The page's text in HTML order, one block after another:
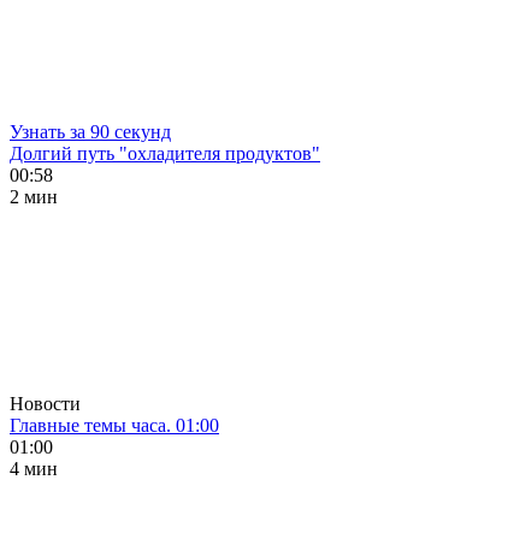
Узнать за 90 секунд
Долгий путь "охладителя продуктов"
00:58
2 мин
Новости
Главные темы часа. 01:00
01:00
4 мин